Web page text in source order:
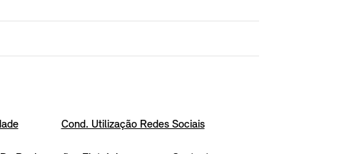
Cond. Utilização Redes Sociais